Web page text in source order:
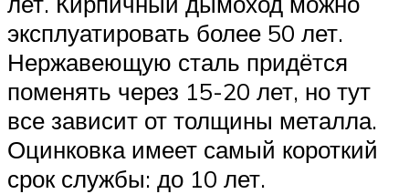
эксплуатировать более 50 лет.
Нержавеющую сталь придётся
поменять через 15-20 лет, но тут
все зависит от толщины металла.
Оцинковка имеет самый короткий
срок службы: до 10 лет.